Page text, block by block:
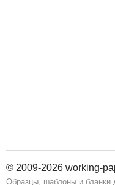
© 2009-2026 working-
Образцы, шаблоны и бланки